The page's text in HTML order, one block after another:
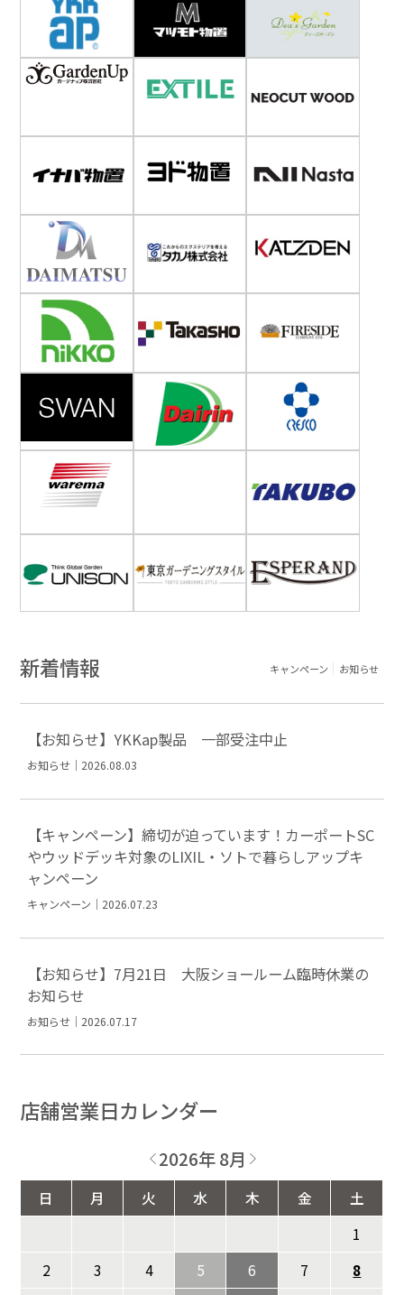
新着情報 キャンペーン お知らせ
【お知らせ】YKKap製品 一部受注中止
お知らせ｜2026.08.03
【キャンペーン】締切が迫っています！カーポートSC
やウッドデッキ対象のLIXIL・ソトで暮らしアップキ
ャンペーン
キャンペーン｜2026.07.23
【お知らせ】7月21日 大阪ショールーム臨時休業の
お知らせ
お知らせ｜2026.07.17
店舗営業日カレンダー
2026年 8月
日 月 火 水 木 金
土
1
2
3 4 5 6 7
8